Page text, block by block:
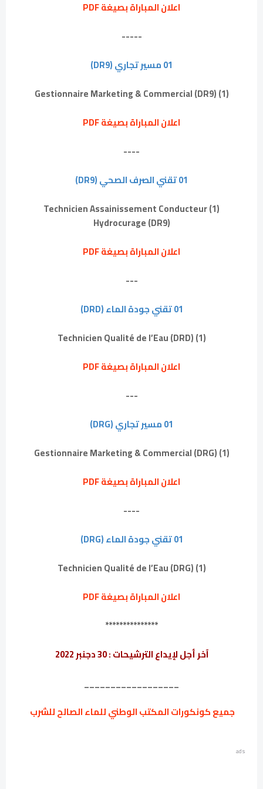
اعلان المباراة بصيغة PDF
-----
01 مسير تجاري (DR9)
(1) Gestionnaire Marketing & Commercial (DR9)
اعلان المباراة بصيغة PDF
----
01 تقني الصرف الصحي (DR9)
(1) Technicien Assainissement Conducteur
Hydrocurage (DR9)
اعلان المباراة بصيغة PDF
---
01 تقني جودة الماء (DRD)
(1) Technicien Qualité de l’Eau (DRD)
اعلان المباراة بصيغة PDF
---
01 مسير تجاري (DRG)
(1) Gestionnaire Marketing & Commercial (DRG)
اعلان المباراة بصيغة PDF
----
01 تقني جودة الماء (DRG)
(1) Technicien Qualité de l’Eau (DRG)
اعلان المباراة بصيغة PDF
***************
آخر أجل لإيداع الترشيحات : 30 دجنبر 2022
__________________
جميع كونكوراتالمكتب الوطني للماء الصالح للشرب
ads